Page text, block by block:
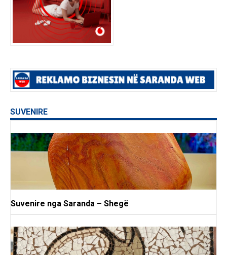
SUVENIRE
Suvenire nga Saranda – Shegë